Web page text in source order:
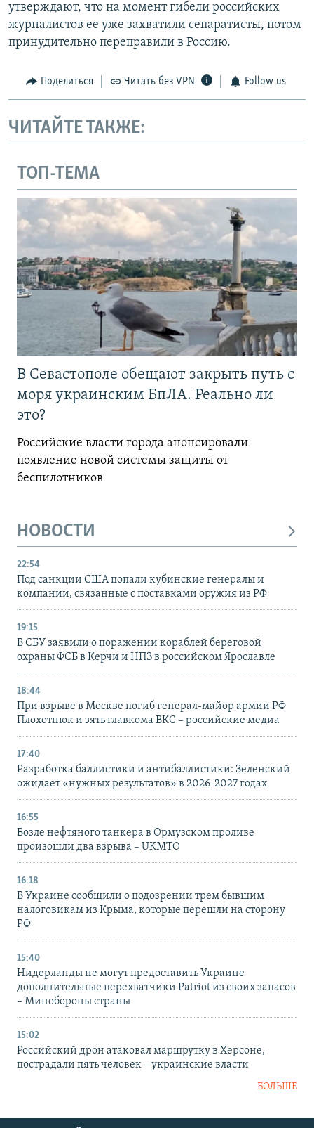
утверждают, что на момент гибели российских
журналистов ее уже захватили сепаратисты, потом
принудительно переправили в Россию.
Поделиться Читать без VPN Follow us
ЧИТАЙТЕ ТАКЖЕ:
ТОП-ТЕМА
В Севастополе обещают закрыть путь с
моря украинским БпЛА. Реально ли
это?
Российские власти города анонсировали
появление новой системы защиты от
беспилотников
НОВОСТИ
22:54
Под санкции США попали кубинские генералы и
компании, связанные с поставками оружия из РФ
19:15
В СБУ заявили о поражении кораблей береговой
охраны ФСБ в Керчи и НПЗ в российском Ярославле
18:44
При взрыве в Москве погиб генерал-майор армии РФ
Плохотнюк и зять главкома ВКС – российские медиа
17:40
Разработка баллистики и антибаллистики: Зеленский
ожидает «нужных результатов» в 2026-2027 годах
16:55
Возле нефтяного танкера в Ормузском проливе
произошли два взрыва – UKMTO
16:18
В Украине сообщили о подозрении трем бывшим
налоговикам из Крыма, которые перешли на сторону
РФ
15:40
Нидерланды не могут предоставить Украине
дополнительные перехватчики Patriot из своих запасов
– Минобороны страны
15:02
Российский дрон атаковал маршрутку в Херсоне,
пострадали пять человек – украинские власти
БОЛЬШЕ